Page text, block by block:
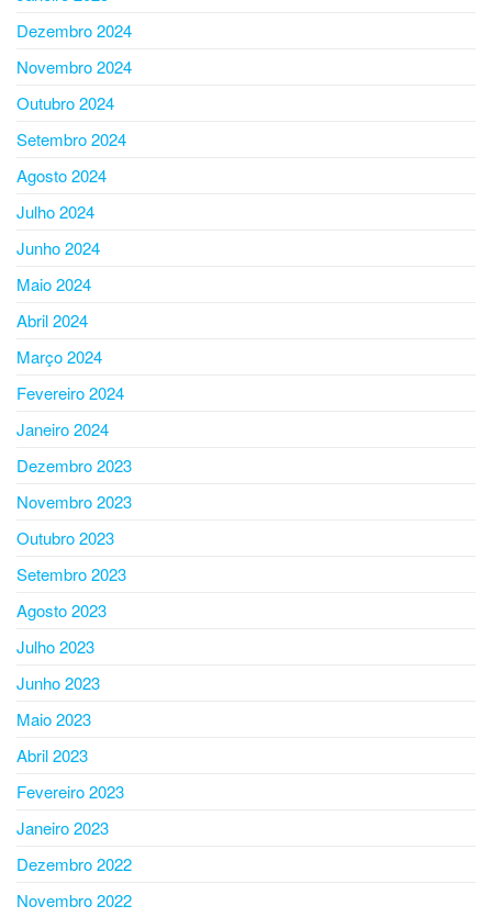
Dezembro 2024
Novembro 2024
Outubro 2024
Setembro 2024
Agosto 2024
Julho 2024
Junho 2024
Maio 2024
Abril 2024
Março 2024
Fevereiro 2024
Janeiro 2024
Dezembro 2023
Novembro 2023
Outubro 2023
Setembro 2023
Agosto 2023
Julho 2023
Junho 2023
Maio 2023
Abril 2023
Fevereiro 2023
Janeiro 2023
Dezembro 2022
Novembro 2022